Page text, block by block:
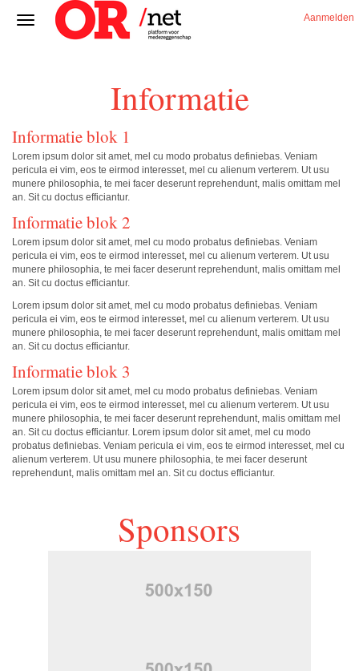
Aanmelden
Informatie
Informatie blok 1
Lorem ipsum dolor sit amet, mel cu modo probatus definiebas. Veniam
pericula ei vim, eos te eirmod interesset, mel cu alienum verterem. Ut usu
munere philosophia, te mei facer deserunt reprehendunt, malis omittam mel
an. Sit cu doctus efficiantur.
Informatie blok 2
Lorem ipsum dolor sit amet, mel cu modo probatus definiebas. Veniam
pericula ei vim, eos te eirmod interesset, mel cu alienum verterem. Ut usu
munere philosophia, te mei facer deserunt reprehendunt, malis omittam mel
an. Sit cu doctus efficiantur.
Lorem ipsum dolor sit amet, mel cu modo probatus definiebas. Veniam
pericula ei vim, eos te eirmod interesset, mel cu alienum verterem. Ut usu
munere philosophia, te mei facer deserunt reprehendunt, malis omittam mel
an. Sit cu doctus efficiantur.
Informatie blok 3
Lorem ipsum dolor sit amet, mel cu modo probatus definiebas. Veniam
pericula ei vim, eos te eirmod interesset, mel cu alienum verterem. Ut usu
munere philosophia, te mei facer deserunt reprehendunt, malis omittam mel
an. Sit cu doctus efficiantur. Lorem ipsum dolor sit amet, mel cu modo
probatus definiebas. Veniam pericula ei vim, eos te eirmod interesset, mel cu
alienum verterem. Ut usu munere philosophia, te mei facer deserunt
reprehendunt, malis omittam mel an. Sit cu doctus efficiantur.
Sponsors